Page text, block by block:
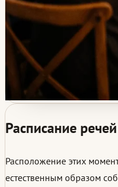
Расписание
Расположение этих
естественным образом